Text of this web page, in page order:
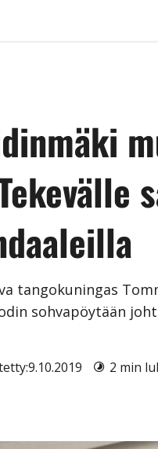
tangokuningas
sohvapöytään
2 min